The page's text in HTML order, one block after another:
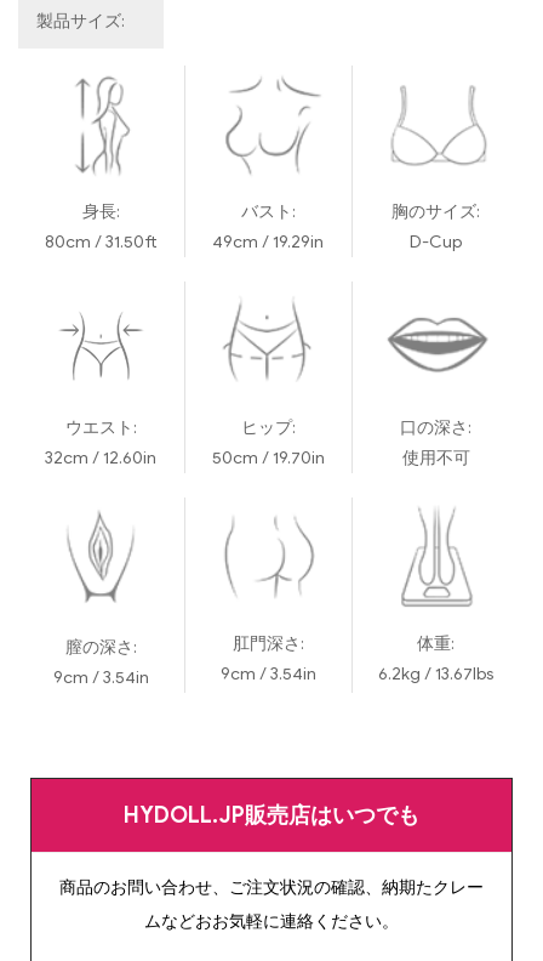
製品サイズ:
身長:
80cm / 31.50ft
バスト:
49cm / 19.29in
胸のサイズ:
D-Cup
ウエスト:
32cm / 12.60in
ヒップ:
50cm / 19.70in
口の深さ:
使用不可
膣の深さ:
9cm / 3.54in
肛門深さ:
9cm / 3.54in
体重:
6.2kg / 13.67lbs
HYDOLL.JP販売店はいつでも
商品のお問い合わせ、ご注文状況の確認、納期たクレー
ムなどおお気軽に連絡ください。